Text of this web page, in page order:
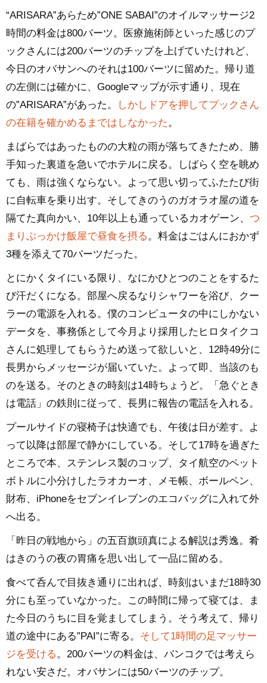
“ARISARA”あらため”ONE SABAI”のオイルマッサージ2
時間の料金は800バーツ。医療施術師といった感じのプ
ックさんには200バーツのチップを上げていたけれど、
今日のオバサンへのそれは100バーツに留めた。帰り道
の左側には確かに、Googleマップが示す通り、現在
の”ARISARA”があった。
しかしドアを押してプックさん
の在籍を確かめるまではしなかった。
まばらではあったものの大粒の雨が落ちてきたため、勝
手知った裏道を急いでホテルに戻る。しばらく空を眺め
ても、雨は強くならない。よって思い切ってふたたび街
に自転車を乗り出す。そしてきのうのガオラオ屋の道を
隔てた真向かい、10年以上も通っているカオゲーン、 つ
まりぶっかけ飯屋で昼食を摂る。料金はごはんにおかず
3種を添えて70バーツだった。
とにかくタイにいる限り、なにかひとつのことをするた
び汗だくになる。部屋へ戻るなりシャワーを浴び、クー
ラーの電源を入れる。僕のコンピュータの中にしかない
データを、事務係として今月より採用したヒロタイクコ
さんに処理してもらうため送って欲しいと、12時49分に
長男からメッセージが届いていた。よって即、当該のも
のを送る。そのときの時刻は14時ちょうど。「急ぐとき
は電話」の鉄則に従って、長男に報告の電話を入れる。
プールサイドの寝椅子は快適でも、午後は日が差す。よ
って以降は部屋で静かにしている。そして17時を過ぎた
ところで本、ステンレス製のコップ、タイ航空のペット
ボトルに小分けしたラオカーオ、メモ帳、ボールペン、
財布、iPhoneをセブンイレブンのエコバッグに入れて外
へ出る。
「昨日の戦地から」の五百旗頭真による解説は秀逸。肴
はきのうの夜の胃痛を思い出して一品に留める。
食べて呑んで目抜き通りに出れば、時刻はいまだ18時30
分にも至っていなかった。この時間に帰って寝ては、ま
た今日のうちに目を覚ましてしまう。そう考えて、帰り
道の途中にある”PAI”に寄る。 そして1時間の足マッサー
ジを受ける。200バーツの料金は、バンコクでは考えら
れない安さだ。オバサンには50バーツのチップ。